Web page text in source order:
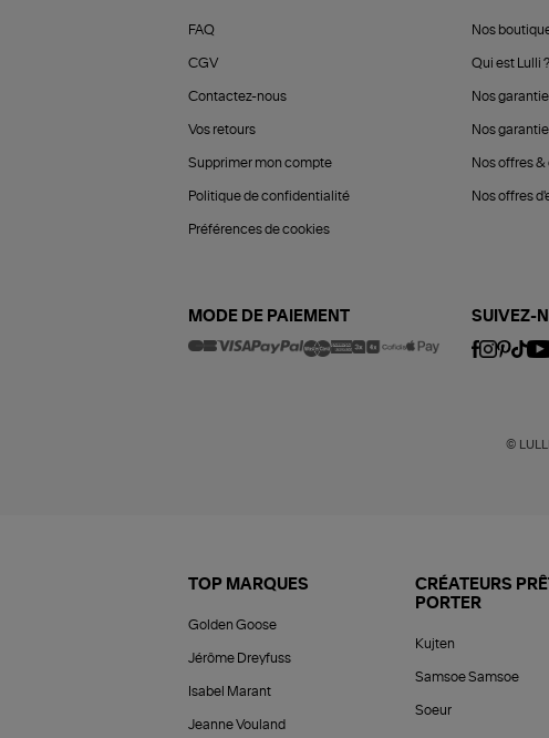
FAQ
CGV
Contactez-nous
Vos retours
Supprimer mon compte
Politique de confidentialité
Préférences de cookies
Nos
Qui est Lulli ?
Nos
Nos
Nos offres
Nos offres
MODE DE PAIEMENT SUIVEZ-
©
TOP MARQUES
Golden Goose
Jérôme Dreyfuss
Isabel Marant
Jeanne Vouland
CRÉATEURS
PORTER
Kujten
Samsoe Samsoe
Soeur